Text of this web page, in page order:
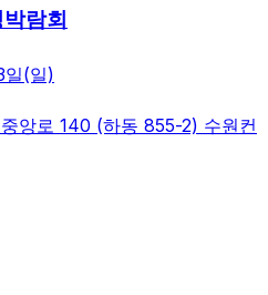
람회
(일)
앙로 140 (하동 855-2) 수원컨